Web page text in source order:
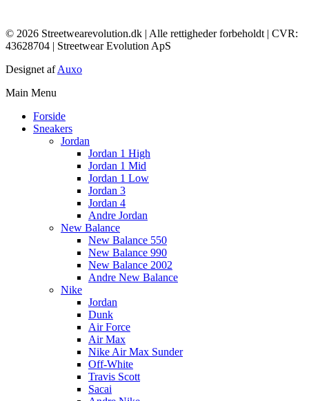
© 2026 Streetwearevolution.dk | Alle rettigheder forbeholdt | CVR:
43628704 | Streetwear Evolution ApS
Designet afAuxo
Main Menu
Forside
Sneakers
Jordan
Jordan 1 High
Jordan 1 Mid
Jordan 1 Low
Jordan 3
Jordan 4
Andre Jordan
New Balance
New Balance 550
New Balance 990
New Balance 2002
Andre New Balance
Nike
Jordan
Dunk
Air Force
Air Max
Nike Air Max Sunder
Off-White
Travis Scott
Sacai